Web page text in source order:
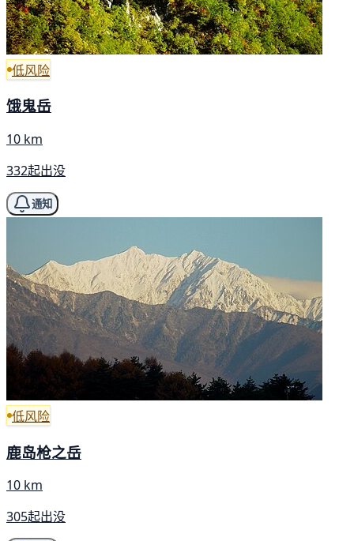
低风险
饿鬼岳
10 km
332起出没
通知
低风险
鹿岛枪之岳
10 km
305起出没